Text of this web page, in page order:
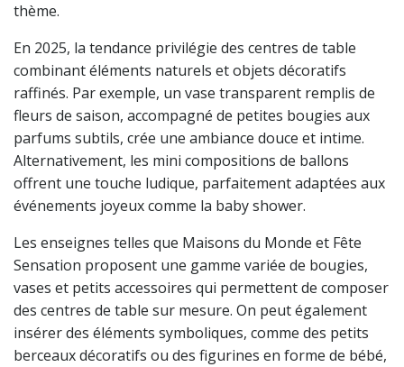
thème.
En 2025, la tendance privilégie des centres de table
combinant éléments naturels et objets décoratifs
raffinés. Par exemple, un vase transparent remplis de
fleurs de saison, accompagné de petites bougies aux
parfums subtils, crée une ambiance douce et intime.
Alternativement, les mini compositions de ballons
offrent une touche ludique, parfaitement adaptées aux
événements joyeux comme la baby shower.
Les enseignes telles que Maisons du Monde et Fête
Sensation proposent une gamme variée de bougies,
vases et petits accessoires qui permettent de composer
des centres de table sur mesure. On peut également
insérer des éléments symboliques, comme des petits
berceaux décoratifs ou des figurines en forme de bébé,